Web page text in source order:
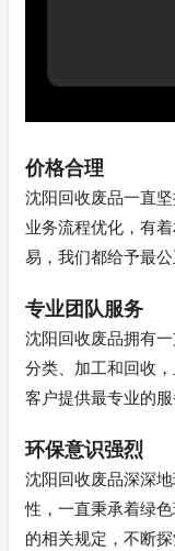
价格合理
沈阳回收废品一直
业务流程优化，有
易，我们都给予最公
专业团队服务
沈阳回收废品拥有
分类、加工和回收
客户提供最专业的
环保意识强烈
沈阳回收废品深深
性，一直秉承着绿
的相关规定，不断